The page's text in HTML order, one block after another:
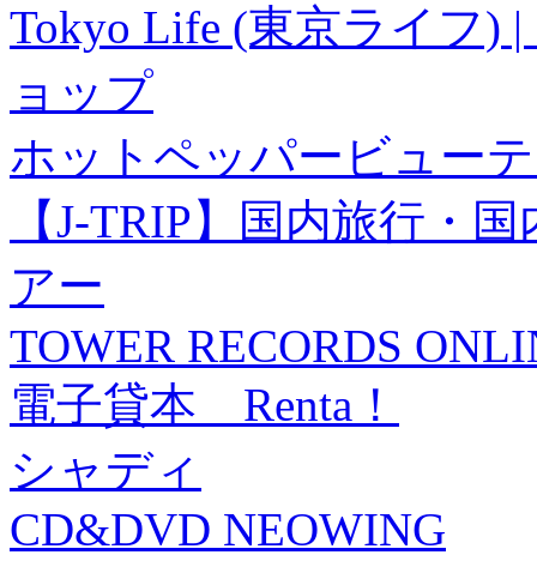
Tokyo Life (東京ライフ)
ョップ
ホットペッパービュー
【J-TRIP】国内旅行・
アー
TOWER RECORDS
電子貸本 Renta！
シャディ
CD&DVD NEOWING